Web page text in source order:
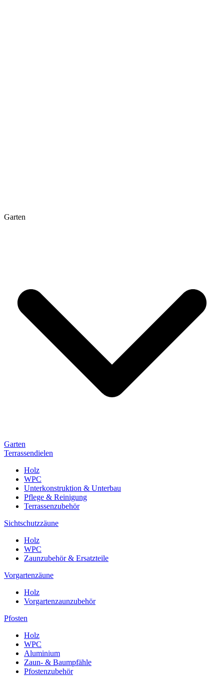
Garten
Garten
Terrassendielen
Holz
WPC
Unterkonstruktion & Unterbau
Pflege & Reinigung
Terrassenzubehör
Sichtschutzzäune
Holz
WPC
Zaunzubehör & Ersatzteile
Vorgartenzäune
Holz
Vorgartenzaunzubehör
Pfosten
Holz
WPC
Aluminium
Zaun- & Baumpfähle
Pfostenzubehör